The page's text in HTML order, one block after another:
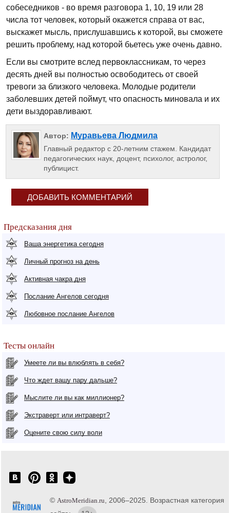
собеседников - во время разговора 1, 10, 19 или 28
числа тот человек, который окажется справа от вас,
выскажет мысль, прислушавшись к которой, вы сможете
решить проблему, над которой бьетесь уже очень давно.
Если вы смотрите вслед первоклассникам, то через
десять дней вы полностью освободитесь от своей
тревоги за близкого человека. Молодые родители
заболевших детей поймут, что опасность миновала и их
дети выздоравливают.
Автор: Муравьева Людмила
Главный редактор с 20-летним стажем. Кандидат
педагогических наук, доцент, психолог, астролог,
публицист.
ДОБАВИТЬ КОММЕНТАРИЙ
Предсказания дня
Ваша энергетика сегодня
Личный прогноз на день
Активная чакра дня
Послание Ангелов сегодня
Любовное послание Ангелов
Тесты онлайн
Умеете ли вы влюблять в себя?
Что ждет вашу пару дальше?
Мыслите ли вы как миллионер?
Экстраверт или интраверт?
Оцените свою силу воли
© AstroMeridian.ru , 2006–2025. Возрастная категория